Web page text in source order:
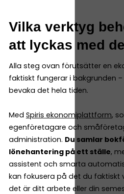
Vilka verktyg
att lyckas med
Alla steg ovan förutsätter en
faktiskt fungerar i bakgrunden
bevaka det hela tiden.
Med Spiris ekonomiplattform,
egenföretagare och
administration. Du samlar
lönehantering på ett ställe,
assistent och smarta
kan fokusera på det du faktiskt
det är ditt arbete eller din